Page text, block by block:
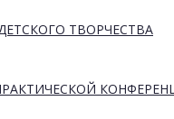
ТВОРЧЕСТВА